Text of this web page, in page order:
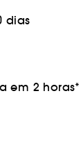
dias
em 2 horas*